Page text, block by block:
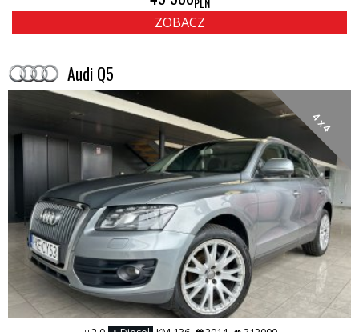
ZOBACZ
Audi Q5
4 x 4